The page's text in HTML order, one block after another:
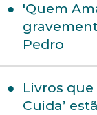
'Quem
Pedro
Livros que
Cuida’